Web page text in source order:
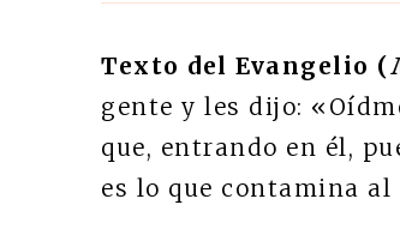
Texto del Evangelio (
gente y les dijo:
que, entrando en él,
es lo que contamina